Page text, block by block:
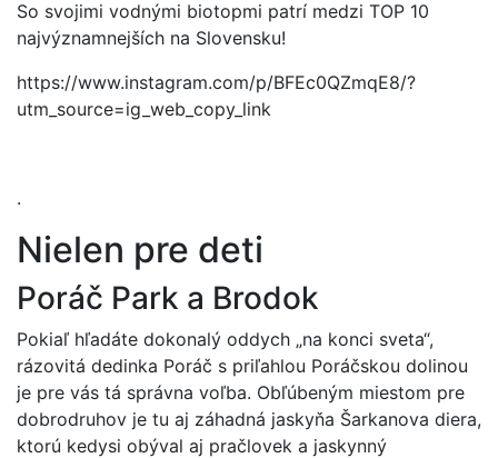
So svojimi vodnými biotopmi patrí medzi TOP 10
najvýznamnejších na Slovensku!
https://www.instagram.com/p/BFEc0QZmqE8/?
utm_source=ig_web_copy_link
.
Nielen pre deti
Poráč Park a Brodok
Pokiaľ hľadáte dokonalý oddych „na konci sveta“,
rázovitá dedinka Poráč s priľahlou Poráčskou dolinou
je pre vás tá správna voľba. Obľúbeným miestom pre
dobrodruhov je tu aj záhadná jaskyňa Šarkanova diera,
ktorú kedysi obýval aj pračlovek a jaskynný